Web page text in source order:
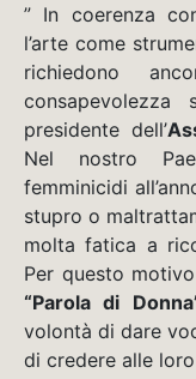
” In coerenza
l’arte come
richiedono
consapevolezza
presidente dell’
Nel nostro
femminicidi
stupro o
molta fatica a
Per questo
“Parola di
volontà di dare
di credere alle